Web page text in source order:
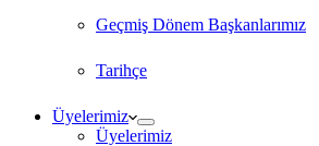
Geçmiş Dönem Başkanlarımız
Tarihçe
Üyelerimiz
Üyelerimiz